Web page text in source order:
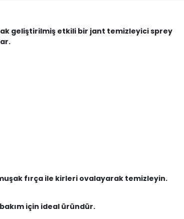
geliştirilmiş etkili bir jant temizleyici sprey
fırça ile kirleri ovalayarak temizleyin.
için ideal üründür.